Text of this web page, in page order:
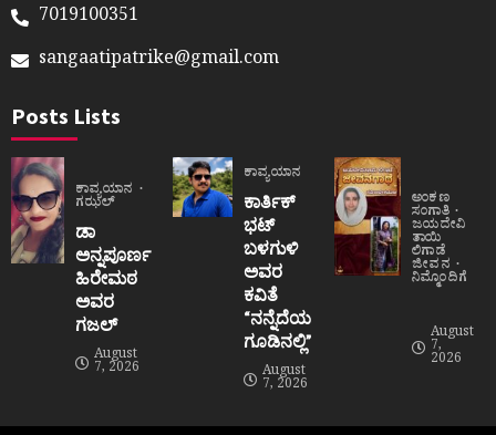
7019100351
sangaatipatrike@gmail.com
Posts Lists
ಕಾವ್ಯಯಾನ
ಗಝಲ್
ಡಾ
ಅನ್ನಪೂರ್ಣ
ಹಿರೇಮಠ
ಅವರ
ಗಜಲ್
August
7, 2026
ಕಾವ್ಯಯಾನ
ಕಾರ್ತಿಕ್
ಭಟ್
ಬಳಗುಳಿ
ಅವರ
ಕವಿತೆ
“ನನ್ನೆದೆಯ
ಗೂಡಿನಲ್ಲಿ”
August
7, 2026
ಅಂಕಣ
ಸಂಗಾತಿ
ಜಯದೇವಿ
ತಾಯಿ
ಲಿಗಾಡೆ
ಜೀವನ
ನಿಮ್ಮೊಂದಿಗೆ
August
7,
2026